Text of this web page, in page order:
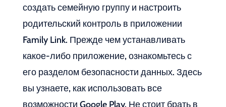
создать семейную группу и настроить
родительский контроль в приложении
Family Link. Прежде чем устанавливать
какое-либо приложение, ознакомьтесь с
его разделом безопасности данных. Здесь
вы узнаете, как использовать все
возможности Google Play. Не стоит брать в